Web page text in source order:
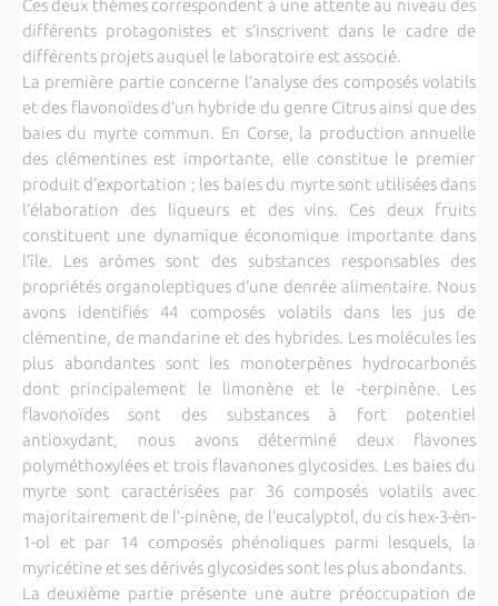
Ces deux thèmes correspondent à une attente au niveau des
différents protagonistes et s’inscrivent dans le cadre de
différents projets auquel le laboratoire est associé.
La première partie concerne l’analyse des composés volatils
et des flavonoïdes d’un hybride du genre Citrus ainsi que des
baies du myrte commun. En Corse, la production annuelle
des clémentines est importante, elle constitue le premier
produit d’exportation ; les baies du myrte sont utilisées dans
l’élaboration des liqueurs et des vins. Ces deux fruits
constituent une dynamique économique importante dans
l’île. Les arômes sont des substances responsables des
propriétés organoleptiques d’une denrée alimentaire. Nous
avons identifiés 44 composés volatils dans les jus de
clémentine, de mandarine et des hybrides. Les molécules les
plus abondantes sont les monoterpènes hydrocarbonés
dont principalement le limonène et le -terpinène. Les
flavonoïdes sont des substances à fort potentiel
antioxydant, nous avons déterminé deux flavones
polyméthoxylées et trois flavanones glycosides. Les baies du
myrte sont caractérisées par 36 composés volatils avec
majoritairement de l’-pinène, de l’eucalyptol, du cis hex-3-èn-
1-ol et par 14 composés phénoliques parmi lesquels, la
myricétine et ses dérivés glycosides sont les plus abondants.
La deuxième partie présente une autre préoccupation de